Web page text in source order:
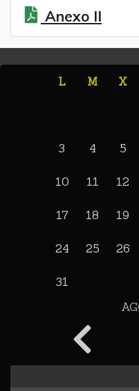
Anexo II
L M X
3 4 5
10 11 12
17 18 19
24 25 26
31